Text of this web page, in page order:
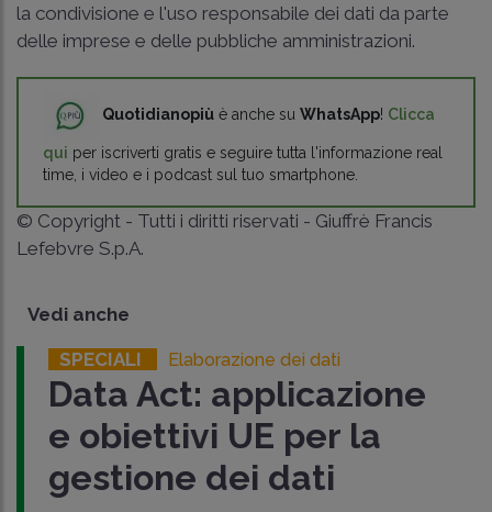
la condivisione e l'uso responsabile dei dati da parte
delle imprese e delle pubbliche amministrazioni.
Quotidianopiù è anche su WhatsApp! Clicca
qui per iscriverti gratis e seguire tutta l'informazione real
time, i video e i podcast sul tuo smartphone.
© Copyright - Tutti i diritti riservati - Giuffrè Francis
Lefebvre S.p.A.
Vedi anche
SPECIALI Elaborazione dei dati
Data Act: applicazione
e obiettivi UE per la
gestione dei dati